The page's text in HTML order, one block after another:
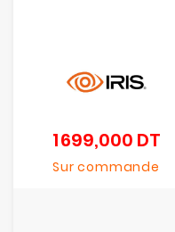
1 699,000 DTPrix
Sur commande